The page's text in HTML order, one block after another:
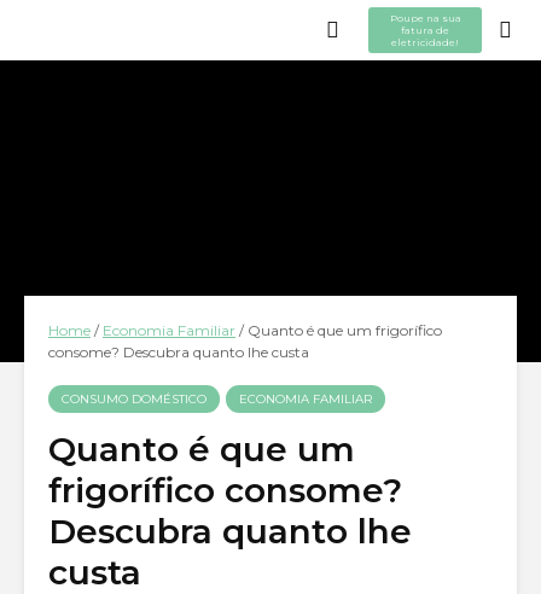
Poupe na sua
fatura de
eletricidade!
Home / Economia Familiar / Quanto é que um frigorífico
consome? Descubra quanto lhe custa
CONSUMO DOMÉSTICO ECONOMIA FAMILIAR
Quanto é que um
frigorífico consome?
Descubra quanto lhe
custa